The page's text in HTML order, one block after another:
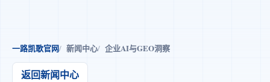
一路凯歌官网 新闻中心 企业AI与GEO洞察
返回新闻中心